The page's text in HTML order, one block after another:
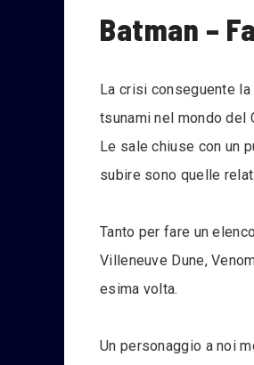
Batman –
La crisi conseguente
tsunami nel mondo del
Le sale chiuse con un
subire sono quelle
Tanto per fare un
Villeneuve Dune,
esima volta.
Un personaggio a noi